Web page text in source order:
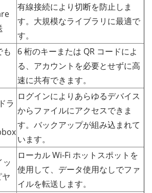
有線接続により切断を防止しま
す。大規模なライブラリに最適で
す。
も
6 桁のキーまたは QR コードによ
る、アカウントを必要とせずに高
速に共有できます。
ラ
ログインによりあらゆるデバイス
からファイルにアクセスできま
す。バックアップが組み込まれて
います。
ッ
ヤ
ローカル Wi-Fi ホットスポットを
使用して、データ使用なしでファ
イルを転送します。